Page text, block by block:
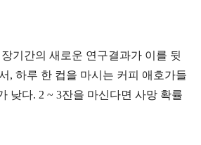
기간의 새로운 연구결과가 이를 뒷
, 하루 한 컵을 마시는 커피 애호가들
낮다. 2 ~ 3잔을 마신다면 사망 확률